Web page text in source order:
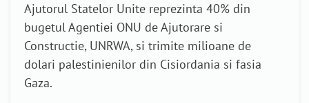
Ajutorul Statelor Unite reprezinta 40% din
bugetul Agentiei ONU de Ajutorare si
Constructie, UNRWA, si trimite milioane de
dolari palestinienilor din Cisiordania si fasia
Gaza.